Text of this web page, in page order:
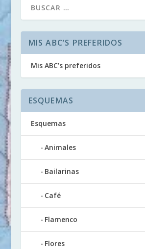
MIS ABC’S PREFERIDOS
Mis ABC’s preferidos
ESQUEMAS
Esquemas
Animales
Bailarinas
Café
Flamenco
Flores